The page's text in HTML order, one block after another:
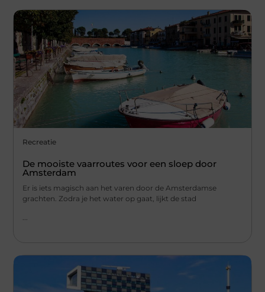
Recreatie
De mooiste vaarroutes voor een sloep door
Amsterdam
Er is iets magisch aan het varen door de Amsterdamse
grachten. Zodra je het water op gaat, lijkt de stad
...